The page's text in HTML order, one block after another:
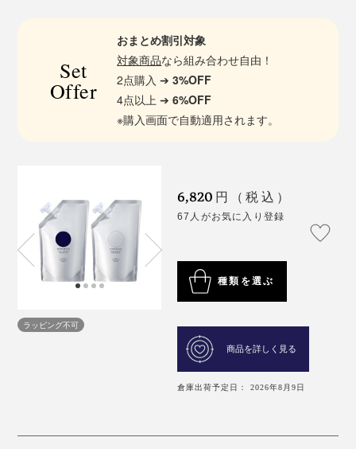
Set
Offer
おまとめ割引対象
対象商品なら組み合わせ自由！
2点購入 ➔3%OFF
4点以上 ➔6%OFF
※購入画面で自動適用されます。
ラッピング不可
6,820 円（税込）
67人がお気に入り登録
種類を選ぶ
商品を詳しく見る
倉庫出荷予定日： 2026年8月9日